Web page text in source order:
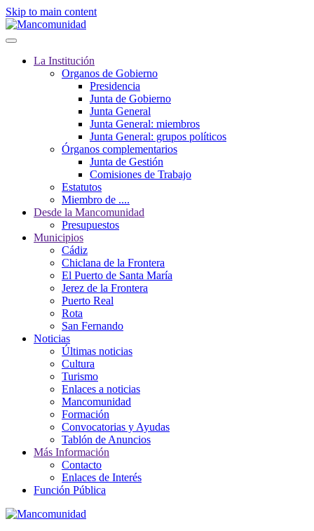
Skip to main content
La Institución
Organos de Gobierno
Presidencia
Junta de Gobierno
Junta General
Junta General: miembros
Junta General: grupos políticos
Órganos complementarios
Junta de Gestión
Comisiones de Trabajo
Estatutos
Miembro de ....
Desde la Mancomunidad
Presupuestos
Municipios
Cádiz
Chiclana de la Frontera
El Puerto de Santa María
Jerez de la Frontera
Puerto Real
Rota
San Fernando
Noticias
Últimas noticias
Cultura
Turismo
Enlaces a noticias
Mancomunidad
Formación
Convocatorias y Ayudas
Tablón de Anuncios
Más Información
Contacto
Enlaces de Interés
Función Pública